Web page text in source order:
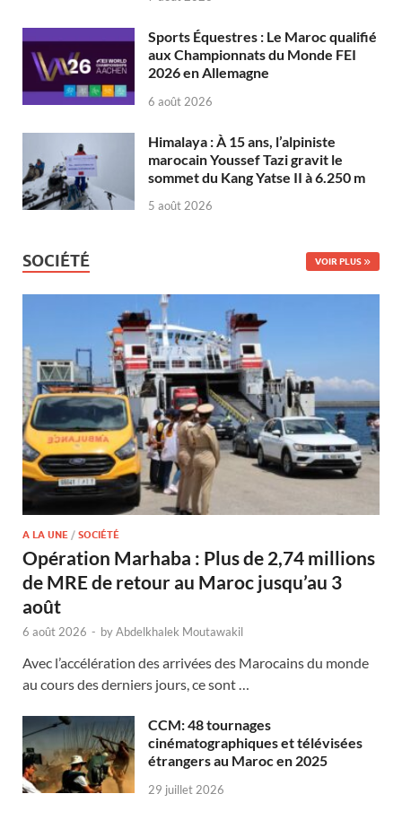
Sports Équestres : Le Maroc qualifié
aux Championnats du Monde FEI
2026 en Allemagne
6 août 2026
Himalaya : À 15 ans, l’alpiniste
marocain Youssef Tazi gravit le
sommet du Kang Yatse II à 6.250 m
5 août 2026
SOCIÉTÉ VOIR PLUS
A LA UNE / SOCIÉTÉ
Opération Marhaba : Plus de 2,74 millions
de MRE de retour au Maroc jusqu’au 3
août
6 août 2026 - byAbdelkhalek Moutawakil
Avec l’accélération des arrivées des Marocains du monde
au cours des derniers jours, ce sont …
CCM: 48 tournages
cinématographiques et télévisées
étrangers au Maroc en 2025
29 juillet 2026